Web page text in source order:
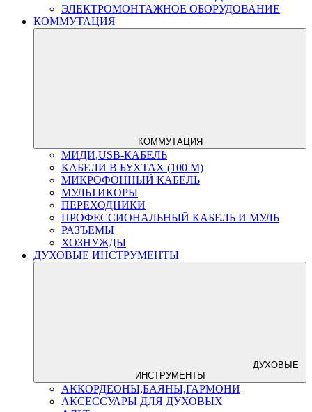
ЭЛЕКТРОМОНТАЖНОЕ ОБОРУДОВАНИЕ
КОММУТАЦИЯ
КОММУТАЦИЯ
МИДИ,USB-КАБЕЛЬ
КАБЕЛИ В БУХТАХ (100 М)
МИКРОФОННЫЙ КАБЕЛЬ
МУЛЬТИКОРЫ
ПЕРЕХОДНИКИ
ПРОФЕССИОНАЛЬНЫЙ КАБЕЛЬ И МУЛЬ
РАЗЪЕМЫ
ХОЗНУЖДЫ
ДУХОВЫЕ ИНСТРУМЕНТЫ
ДУХОВЫЕ
ИНСТРУМЕНТЫ
АККОРДЕОНЫ,БАЯНЫ,ГАРМОНИ
АКСЕССУАРЫ ДЛЯ ДУХОВЫХ